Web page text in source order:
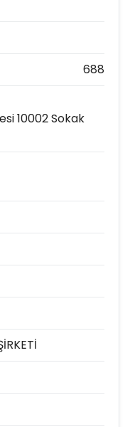
688
10002 Sokak